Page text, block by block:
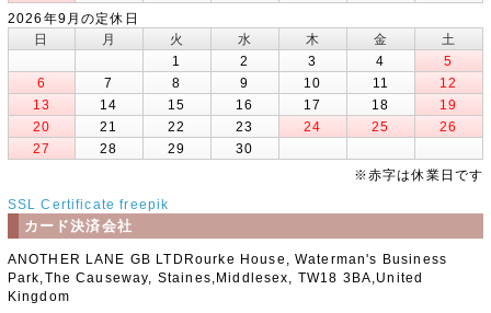
2026年9月の定休日
日
月 火 水 木 金
土
1
2 3 4
5
6
7 8 9 10 11
12
13
14 15 16 17 18
19
20
21 22 23 24 25
26
27
28 29
30
※赤字は休業日です
SSL Certificate freepik
カード決済会社
ANOTHER LANE GB LTDRourke House, Waterman's Business
Park,The Causeway, Staines,Middlesex, TW18 3BA,United
Kingdom